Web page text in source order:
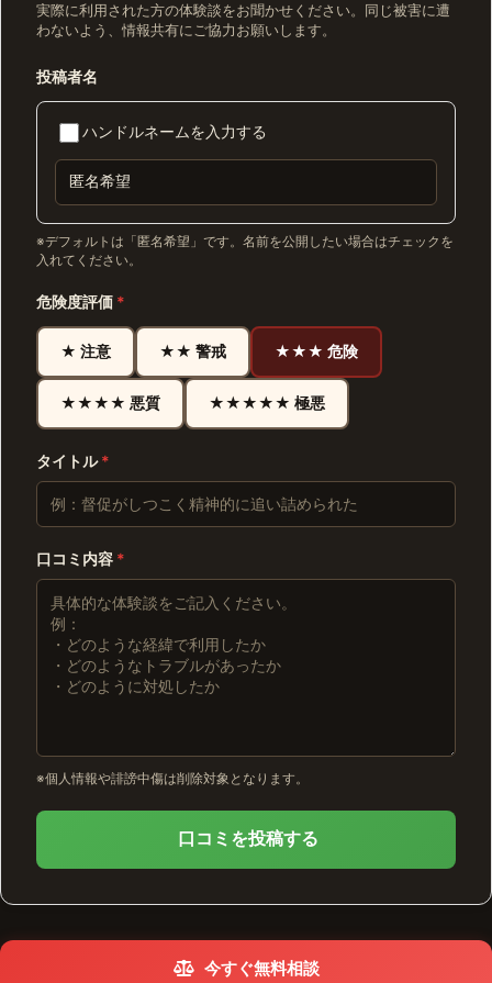
実際に利用された方の体験談をお聞かせください。同じ被害に遭
わないよう、情報共有にご協力お願いします。
投稿者名
ハンドルネームを入力する
※デフォルトは「匿名希望」です。名前を公開したい場合はチェックを
入れてください。
危険度評価 *
★ 注意 ★★ 警戒 ★★★ 危険
★★★★ 悪質 ★★★★★ 極悪
タイトル*
口コミ内容 *
※個人情報や誹謗中傷は削除対象となります。
口コミを投稿する
今すぐ無料相談